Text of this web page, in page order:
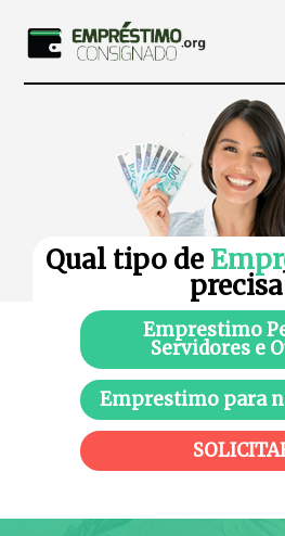
Qual tipo de
Emprestimo
Servidores e
Emprestimo para